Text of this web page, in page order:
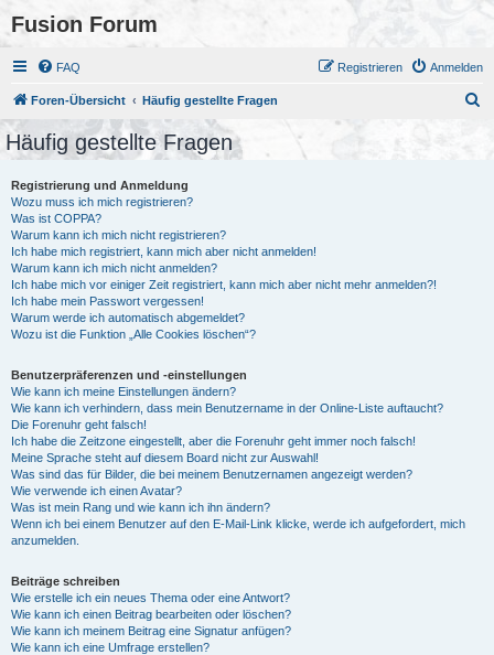
Fusion Forum
FAQ Anmelden
Registrieren
Foren-Übersicht Häufig gestellte Fragen
Häufig gestellte Fragen
Registrierung und Anmeldung
Wozu muss ich mich registrieren?
Was ist COPPA?
Warum kann ich mich nicht registrieren?
Ich habe mich registriert, kann mich aber nicht anmelden!
Warum kann ich mich nicht anmelden?
Ich habe mich vor einiger Zeit registriert, kann mich aber nicht mehr anmelden?!
Ich habe mein Passwort vergessen!
Warum werde ich automatisch abgemeldet?
Wozu ist die Funktion „Alle Cookies löschen“?
Benutzerpräferenzen und -einstellungen
Wie kann ich meine Einstellungen ändern?
Wie kann ich verhindern, dass mein Benutzername in der Online-Liste auftaucht?
Die Forenuhr geht falsch!
Ich habe die Zeitzone eingestellt, aber die Forenuhr geht immer noch falsch!
Meine Sprache steht auf diesem Board nicht zur Auswahl!
Was sind das für Bilder, die bei meinem Benutzernamen angezeigt werden?
Wie verwende ich einen Avatar?
Was ist mein Rang und wie kann ich ihn ändern?
Wenn ich bei einem Benutzer auf den E-Mail-Link klicke, werde ich aufgefordert, mich
anzumelden.
Beiträge schreiben
Wie erstelle ich ein neues Thema oder eine Antwort?
Wie kann ich einen Beitrag bearbeiten oder löschen?
Wie kann ich meinem Beitrag eine Signatur anfügen?
Wie kann ich eine Umfrage erstellen?